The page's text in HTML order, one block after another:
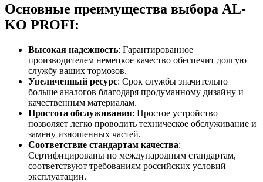
Основные преимущества выбора AL-
KO PROFI:
Высокая надежность: Гарантированное
производителем немецкое качество обеспечит долгую
службу ваших тормозов.
Увеличенный ресурс: Срок службы значительно
больше аналогов благодаря продуманному дизайну и
качественным материалам.
Простота обслуживания: Простое устройство
позволяет легко проводить техническое обслуживание и
замену изношенных частей.
Соответствие стандартам качества:
Сертифицированы по международным стандартам,
соответствуют требованиям российских условий
эксплуатации.